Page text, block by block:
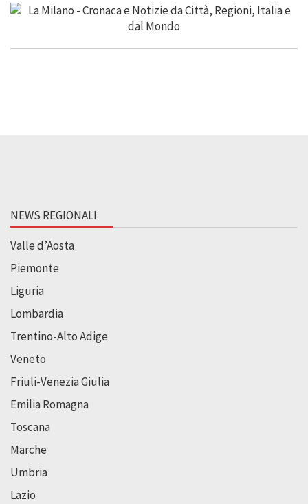
NEWS REGIONALI
Valle d’Aosta
Piemonte
Liguria
Lombardia
Trentino-Alto Adige
Veneto
Friuli-Venezia Giulia
Emilia Romagna
Toscana
Marche
Umbria
Lazio